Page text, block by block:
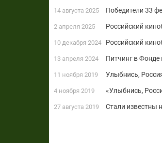
14 августа 2025 Победители 33
2 апреля 2025 Российский
10 декабря 2024 Российский
13 апреля 2024 Питчинг в Фонде
11 ноября 2019 Улыбнись,
4 ноября 2019 «Улыбнись,
27 августа 2019 Стали известны